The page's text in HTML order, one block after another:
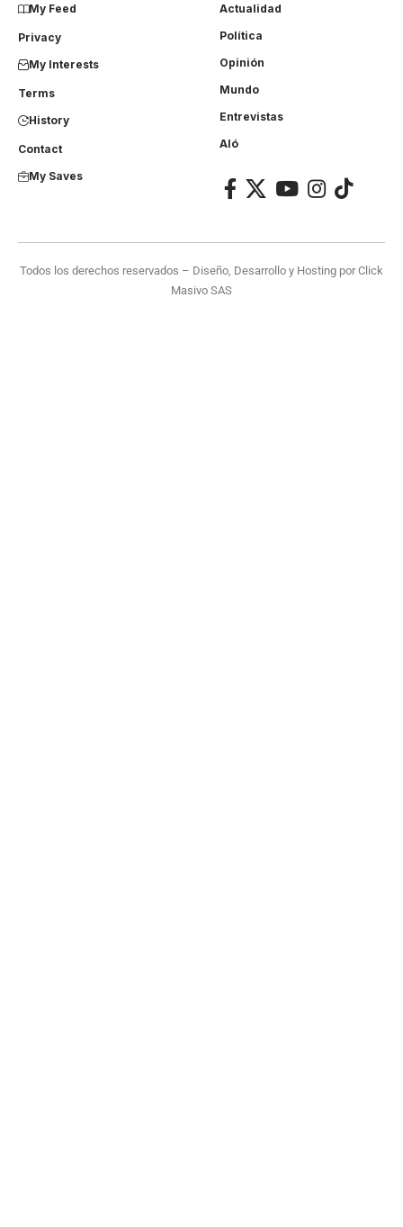
My Feed
Privacy
My Interests
Terms
History
Contact
My Saves
Actualidad
Política
Opinión
Mundo
Entrevistas
Aló
Todos los derechos reservados – Diseño, Desarrollo y Hosting porClick
Masivo SAS